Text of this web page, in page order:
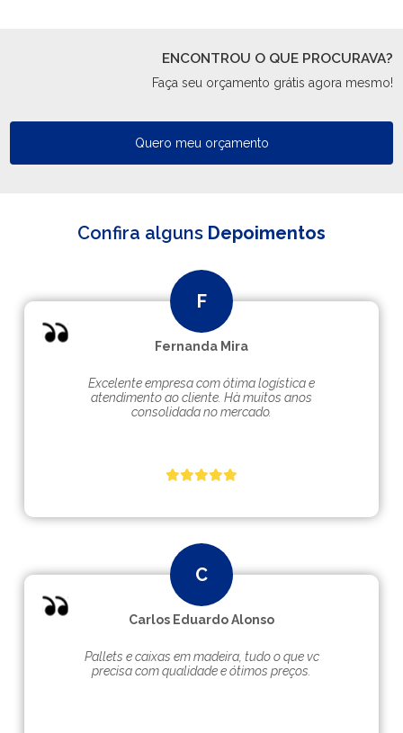
ENCONTROU O QUE PROCURAVA?
Faça seu orçamento grátis agora mesmo!
Quero meu orçamento
Confira alguns Depoimentos
Fernanda Mira
Excelente empresa com ótima logística e
atendimento ao cliente. Hà muitos anos
consolidada no mercado.
Carlos Eduardo Alonso
Pallets e caixas em madeira, tudo o que vc
precisa com qualidade e ótimos preços.